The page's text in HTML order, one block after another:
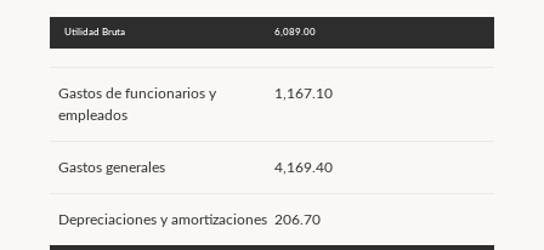
Utilidad Bruta 6,089.00
Gastos de funcionarios y
empleados
1,167.10
Gastos generales 4,169.40
Depreciaciones y amortizaciones 206.70